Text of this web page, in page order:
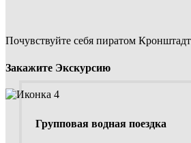
Почувствуйте себя пиратом
Закажите Экскурсию
Групповая водная поездка